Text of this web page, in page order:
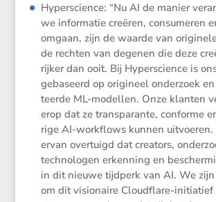
Hypers­cience: “Nu AI de manier
we infor­matie creëren, consu­meren
omgaan, zijn de waarde van
de rechten van degenen die deze
rijker dan ooit. Bij Hypers­cience is
gebaseerd op origi­neel onder­zoek
teerde ML-modellen. Onze klanten
erop dat ze trans­pa­rante, conforme
rige AI-workflows kunnen
ervan overtuigd dat creators,
techno­logen erken­ning en
in dit nieuwe tijdperk van AI. We
om dit visio­naire Cloud­flare-